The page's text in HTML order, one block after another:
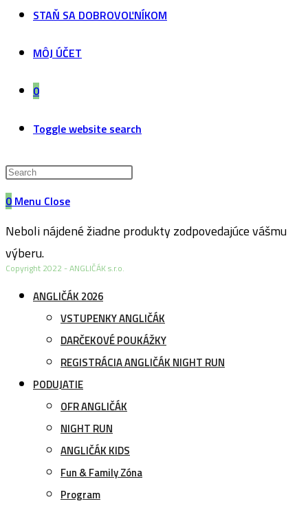
STAŇ SA DOBROVOĽNÍKOM
MÔJ ÚČET
0
Toggle website search
0 Menu Close
Neboli nájdené žiadne produkty zodpovedajúce vášmu
výberu.
Copyright 2022 - ANGLIČÁK s.r.o.
ANGLIČÁK 2026
VSTUPENKY ANGLIČÁK
DARČEKOVÉ POUKÁŽKY
REGISTRÁCIA ANGLIČÁK NIGHT RUN
PODUJATIE
OFR ANGLIČÁK
NIGHT RUN
ANGLIČÁK KIDS
Fun & Family Zóna
Program